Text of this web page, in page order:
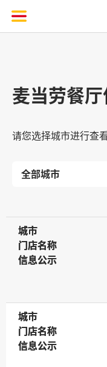
麦当劳餐
请您选择城市进行查
城市
城市
门店名称
门店名称
信息公示
信息公示
城市
城市
门店名称
门店名称
信息公示
信息公示